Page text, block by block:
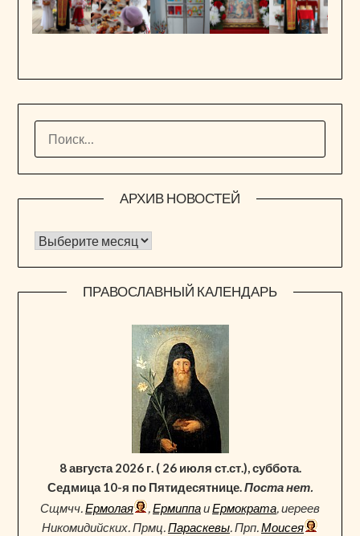
АРХИВ НОВОСТЕЙ
Архив новостей
ПРАВОСЛАВНЫЙ КАЛЕНДАРЬ
8 августа 2026 г. ( 26 июля ст.ст.), суббота.
Седмица 10-я по Пятидесятнице.Поста нет.
Сщмчч.Ермолая ,ЕрмиппаиЕрмократа, иереев
Никомидийских. Прмц.Параскевы. Прп.Моисея